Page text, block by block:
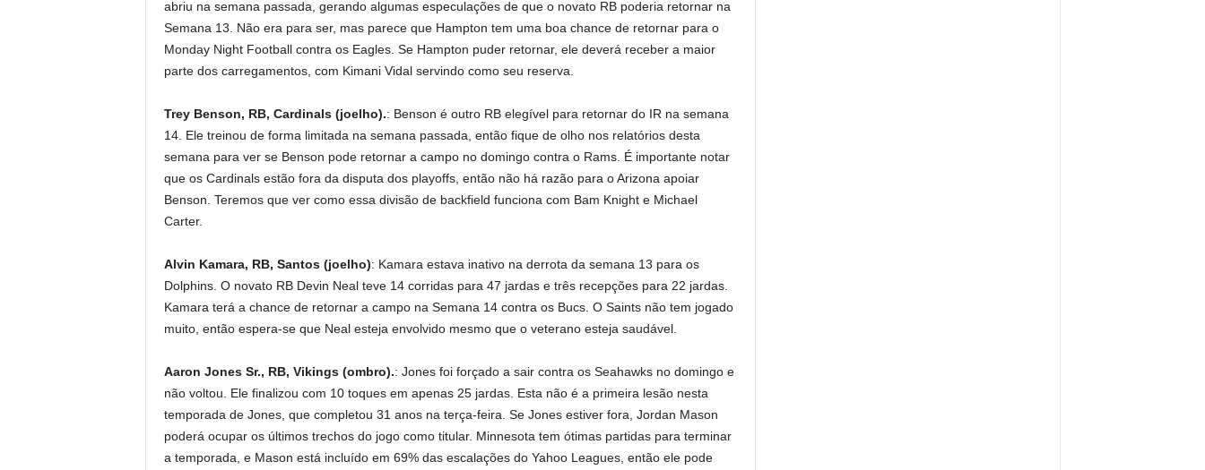
abriu na semana passada, gerando algumas especulações de que o novato RB poderia retornar na
Semana 13. Não era para ser, mas parece que Hampton tem uma boa chance de retornar para o
Monday Night Football contra os Eagles. Se Hampton puder retornar, ele deverá receber a maior
parte dos carregamentos, com Kimani Vidal servindo como seu reserva.
Trey Benson, RB, Cardinals (joelho).: Benson é outro RB elegível para retornar do IR na semana
14. Ele treinou de forma limitada na semana passada, então fique de olho nos relatórios desta
semana para ver se Benson pode retornar a campo no domingo contra o Rams. É importante notar
que os Cardinals estão fora da disputa dos playoffs, então não há razão para o Arizona apoiar
Benson. Teremos que ver como essa divisão de backfield funciona com Bam Knight e Michael
Carter.
Alvin Kamara, RB, Santos (joelho): Kamara estava inativo na derrota da semana 13 para os
Dolphins. O novato RB Devin Neal teve 14 corridas para 47 jardas e três recepções para 22 jardas.
Kamara terá a chance de retornar a campo na Semana 14 contra os Bucs. O Saints não tem jogado
muito, então espera-se que Neal esteja envolvido mesmo que o veterano esteja saudável.
Aaron Jones Sr., RB, Vikings (ombro).: Jones foi forçado a sair contra os Seahawks no domingo e
não voltou. Ele finalizou com 10 toques em apenas 25 jardas. Esta não é a primeira lesão nesta
temporada de Jones, que completou 31 anos na terça-feira. Se Jones estiver fora, Jordan Mason
poderá ocupar os últimos trechos do jogo como titular. Minnesota tem ótimas partidas para terminar
a temporada, e Mason está incluído em 69% das escalações do Yahoo Leagues, então ele pode